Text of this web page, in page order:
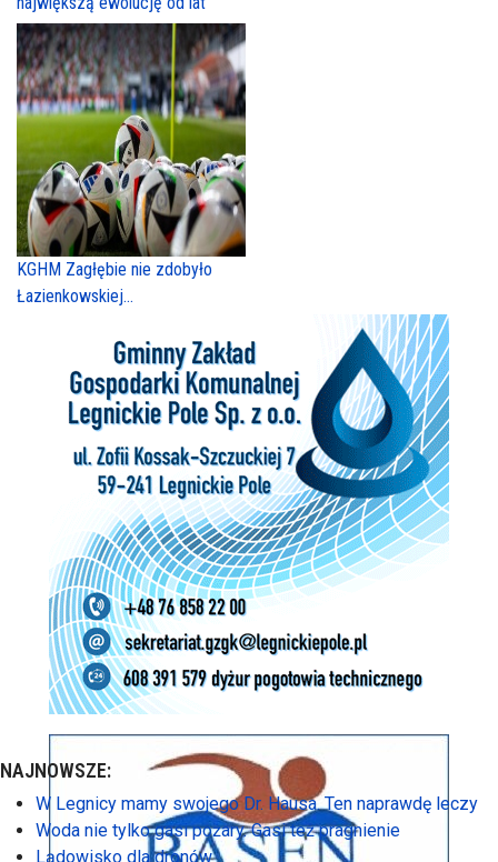
KGHM Zagłębie nie zdobyło
Łazienkowskiej...
NAJNOWSZE:
W Legnicy mamy swojego Dr. Hausa. Ten naprawdę leczy
Woda nie tylko gasi pożary. Gasi też pragnienie
Lądowisko dla dronów